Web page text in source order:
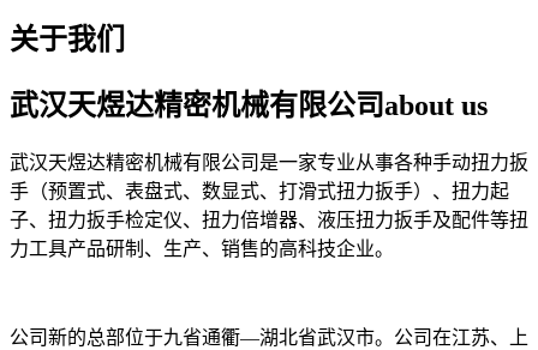
关于我们
武汉天煜达精密机械有限公司about us
武汉天煜达精密机械有限公司是一家专业从事各种手动扭力扳
手（预置式、表盘式、数显式、打滑式扭力扳手）、扭力起
子、扭力扳手检定仪、扭力倍增器、液压扭力扳手及配件等扭
力工具产品研制、生产、销售的高科技企业。
公司新的总部位于九省通衢—湖北省武汉市。公司在江苏、上